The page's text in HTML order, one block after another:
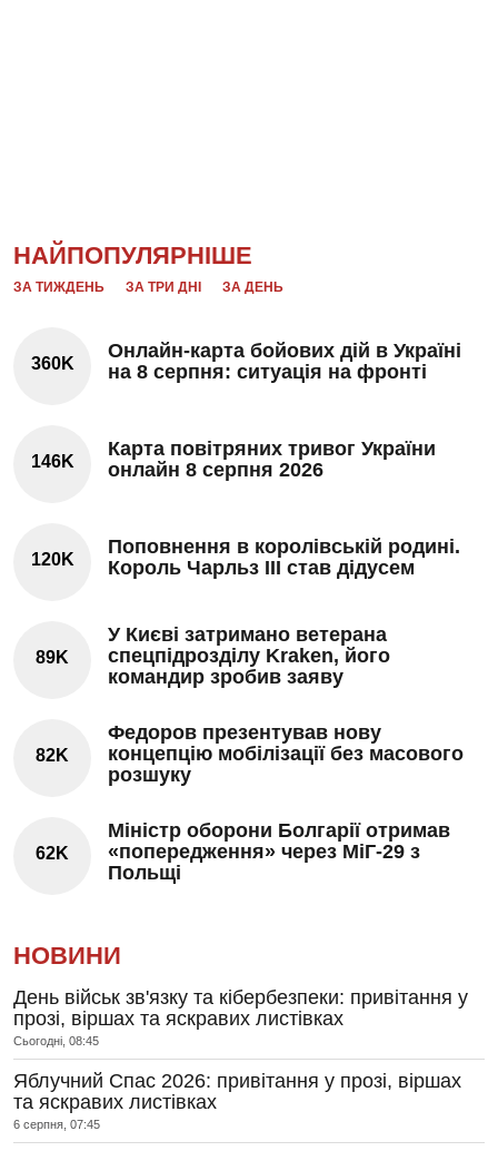
НАЙПОПУЛЯРНІШЕ
ЗА ТИЖДЕНЬ ЗА ТРИ ДНІ ЗА ДЕНЬ
360K
Онлайн-карта бойових дій в Україні
на 8 серпня: ситуація на фронті
146K
Карта повітряних тривог України
онлайн 8 серпня 2026
120K
Поповнення в королівській родині.
Король Чарльз III став дідусем
89K
У Києві затримано ветерана
спецпідрозділу Kraken, його
командир зробив заяву
82K
Федоров презентував нову
концепцію мобілізації без масового
розшуку
62K
Міністр оборони Болгарії отримав
«попередження» через МіГ-29 з
Польщі
НОВИНИ
День військ зв'язку та кібербезпеки: привітання у
прозі, віршах та яскравих листівках
Сьогодні, 08:45
Яблучний Спас 2026: привітання у прозі, віршах
та яскравих листівках
6 серпня, 07:45